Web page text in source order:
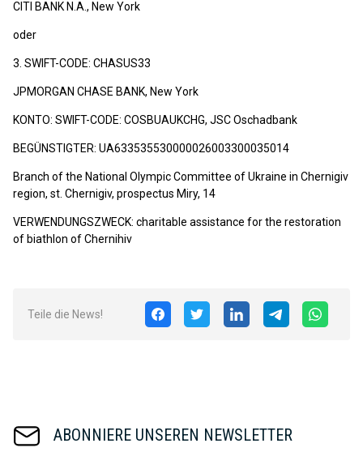
CITI BANK N.A., New York
oder
3. SWIFT-CODE: CHASUS33
JPMORGAN CHASE BANK, New York
KONTO: SWIFT-CODE: COSBUAUKCHG, JSC Oschadbank
BEGÜNSTIGTER: UA633535530000026003300035014
Branch of the National Olympic Committee of Ukraine in Chernigiv
region, st. Chernigiv, prospectus Miry, 14
VERWENDUNGSZWECK: charitable assistance for the restoration
of biathlon of Chernihiv
Teile die News!
ABONNIERE UNSEREN NEWSLETTER